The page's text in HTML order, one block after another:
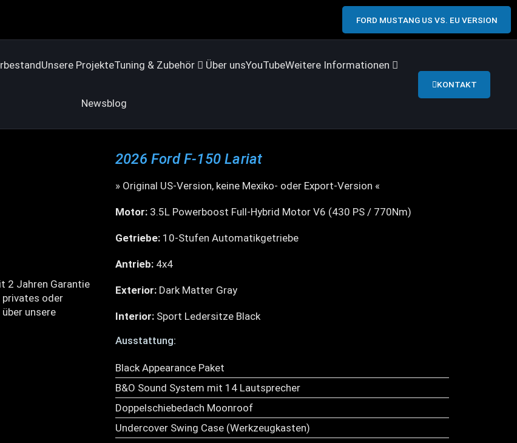
FORD MUSTANG US VS. EU VERSION
Unsere ProjekteTuning & Zubehör Über unsYouTubeWeitere Informationen
Newsblog
KONTAKT
2 Jahren Garantie
privates oder
unsere
2026 Ford F-150 Lariat
» Original US-Version, keine Mexiko- oder Export-Version «
Motor: 3.5L Powerboost Full-Hybrid Motor V6 (430 PS / 770Nm)
Getriebe: 10-Stufen Automatikgetriebe
Antrieb: 4x4
Exterior: Dark Matter Gray
Interior: Sport Ledersitze Black
Ausstattung:
Black Appearance Paket
B&O Sound System mit 14 Lautsprecher
Doppelschiebedach Moonroof
Undercover Swing Case (Werkzeugkasten)